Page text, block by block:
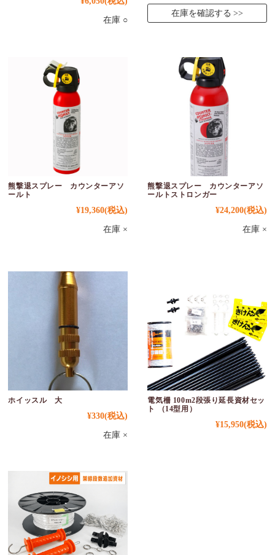
在庫 ○
在庫を確認する
熊撃退スプレー カウンターアソ
ールト
¥19,360(税込)
在庫 ×
熊撃退スプレー カウンターアソ
ールトストロンガー
¥24,200(税込)
在庫 ×
ホイッスル 大
¥330(税込)
在庫 ×
電気柵 100m2段張り延長資材セッ
ト （14型用）
¥15,950(税込)